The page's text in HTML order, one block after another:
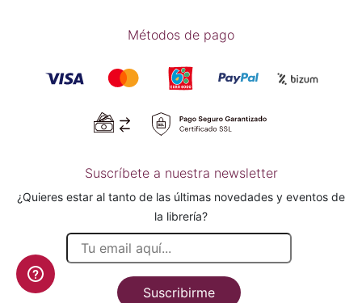
Métodos de pago
Suscríbete a nuestra newsletter
¿Quieres estar al tanto de las últimas novedades y eventos de
la librería?
Suscribirme